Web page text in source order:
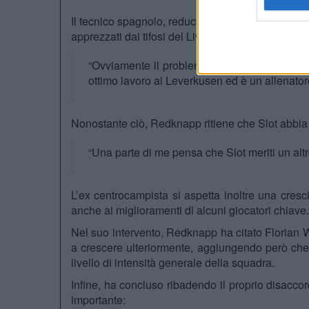
Il tecnico spagnolo, reduce dagli ottimi risultati
apprezzati dai tifosi del Liverpool e viene
“Ovviamente il problema principale è Xabi
ottimo lavoro al Leverkusen ed è un
Nonostante ciò, Redknapp ritiene che Slot
“Una parte di me pensa che Slot meriti un
L’ex centrocampista si aspetta inoltre una
anche ai miglioramenti di alcuni giocatori chiave.
Nel suo intervento, Redknapp ha citato Florian
a crescere ulteriormente, aggiungendo però
livello di intensità generale della squadra.
Infine, ha concluso ribadendo il proprio
importante: